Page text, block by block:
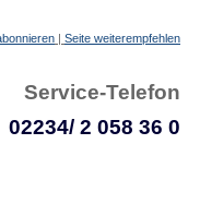
| Seite weiterempfehlen
Service-Telefon
02234/ 2 058 36 0